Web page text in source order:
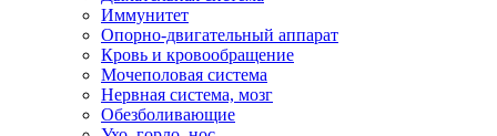
Иммунитет
Опорно-двигательный аппарат
Кровь и кровообращение
Мочеполовая система
Нервная система, мозг
Обезболивающие